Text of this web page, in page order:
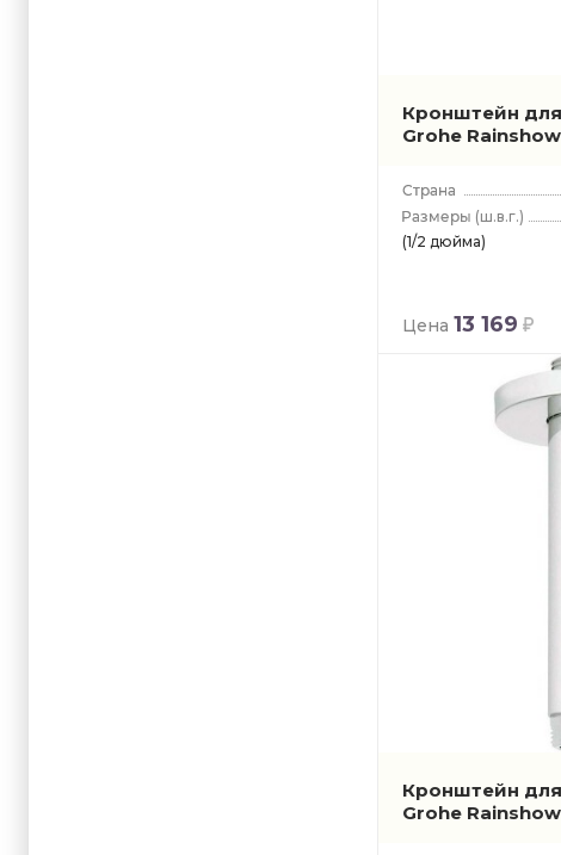
Кронштейн
Grohe
(ш.в.г.)
(1/2 дюйма)
Цена 13 169
Кронштейн
Grohe